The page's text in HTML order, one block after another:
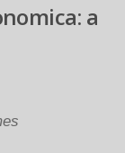
a